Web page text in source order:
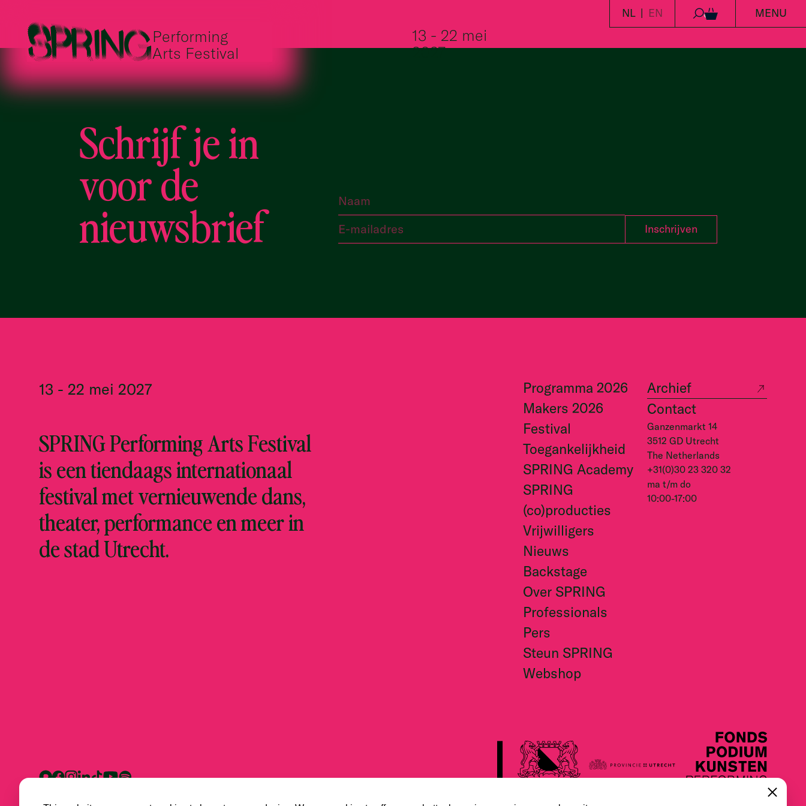
Performing
Arts Festival
13 - 22 mei
2027
NL EN 0 MENU
Schrijf je in
voor de
nieuwsbrief
13 - 22 mei 2027
SPRING Performing Arts Festival
is een tiendaags internationaal
festival met vernieuwende dans,
theater, performance en meer in
de stad Utrecht.
Programma 2026
Makers 2026
Festival
Toegankelijkheid
SPRING Academy
SPRING
(co)producties
Vrijwilligers
Nieuws
Backstage
Over SPRING
Professionals
Pers
Steun SPRING
Webshop
Archief
Contact
Ganzenmarkt 14
3512 GD Utrecht
The Netherlands
+31(0)30 23 320 32
ma t/m do
10:00-17:00